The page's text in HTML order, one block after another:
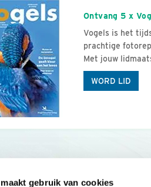
gebruik van cookies
Ontvang 5 x
Vogels is het
prachtige
Met jouw
WORD LID